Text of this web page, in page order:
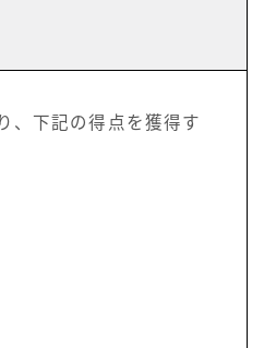
、下記の得点を獲得す